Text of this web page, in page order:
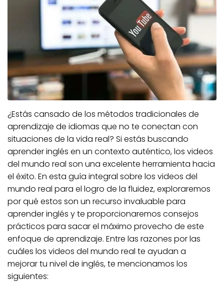
¿Estás cansado de los métodos tradicionales de
aprendizaje de idiomas que no te conectan con
situaciones de la vida real? Si estás buscando
aprender inglés en un contexto auténtico, los videos
del mundo real son una excelente herramienta hacia
el éxito. En esta guía integral sobre los videos del
mundo real para el logro de la fluidez, exploraremos
por qué estos son un recurso invaluable para
aprender inglés y te proporcionaremos consejos
prácticos para sacar el máximo provecho de este
enfoque de aprendizaje. Entre las razones por las
cuáles los videos del mundo real te ayudan a
mejorar tu nivel de inglés, te mencionamos los
siguientes: